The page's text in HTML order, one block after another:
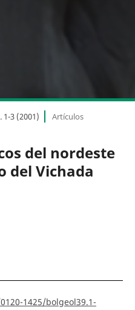
1-3 (2001) Artículos
del nordeste
del Vichada
1425/bolgeol39.1-